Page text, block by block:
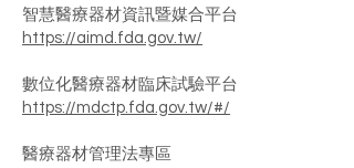
智慧醫療器材資訊暨媒合平台
https://aimd.fda.gov.tw/
數位化醫療器材臨床試驗平台
https://mdctp.fda.gov.tw/#/
醫療器材管理法專區